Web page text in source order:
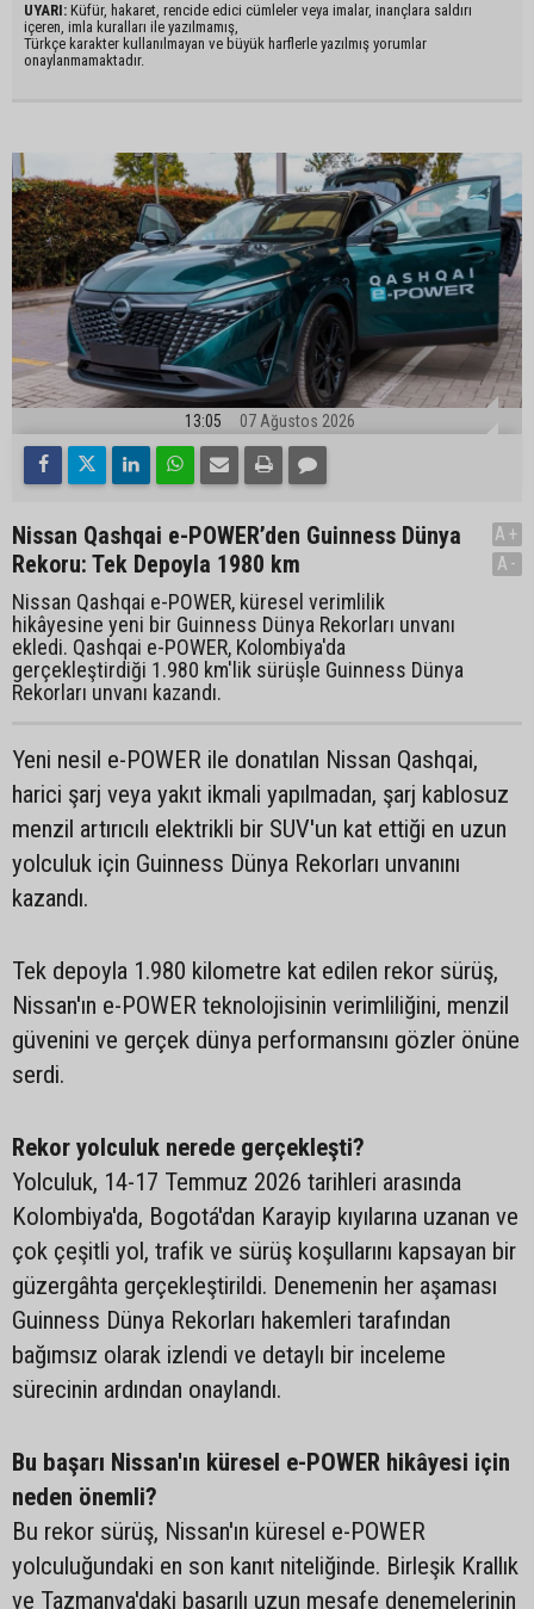
UYARI: Küfür, hakaret, rencide edici cümleler veya imalar, inançlara saldırı
içeren, imla kuralları ile yazılmamış,
Türkçe karakter kullanılmayan ve büyük harflerle yazılmış yorumlar
onaylanmamaktadır.
13:05 07 Ağustos 2026
Nissan Qashqai e-POWER’den Guinness Dünya
Rekoru: Tek Depoyla 1980 km
Nissan Qashqai e-POWER, küresel verimlilik
hikâyesine yeni bir Guinness Dünya Rekorları unvanı
ekledi. Qashqai e-POWER, Kolombiya'da
gerçekleştirdiği 1.980 km'lik sürüşle Guinness Dünya
Rekorları unvanı kazandı.
A+
A-
Yeni nesil e-POWER ile donatılan Nissan Qashqai,
harici şarj veya yakıt ikmali yapılmadan, şarj kablosuz
menzil artırıcılı elektrikli bir SUV'un kat ettiği en uzun
yolculuk için Guinness Dünya Rekorları unvanını
kazandı.
Tek depoyla 1.980 kilometre kat edilen rekor sürüş,
Nissan'ın e-POWER teknolojisinin verimliliğini, menzil
güvenini ve gerçek dünya performansını gözler önüne
serdi.
Rekor yolculuk nerede gerçekleşti?
Yolculuk, 14-17 Temmuz 2026 tarihleri arasında
Kolombiya'da, Bogotá'dan Karayip kıyılarına uzanan ve
çok çeşitli yol, trafik ve sürüş koşullarını kapsayan bir
güzergâhta gerçekleştirildi. Denemenin her aşaması
Guinness Dünya Rekorları hakemleri tarafından
bağımsız olarak izlendi ve detaylı bir inceleme
sürecinin ardından onaylandı.
Bu başarı Nissan'ın küresel e-POWER hikâyesi için
neden önemli?
Bu rekor sürüş, Nissan'ın küresel e-POWER
yolculuğundaki en son kanıt niteliğinde. Birleşik Krallık
ve Tazmanya'daki başarılı uzun mesafe denemelerinin